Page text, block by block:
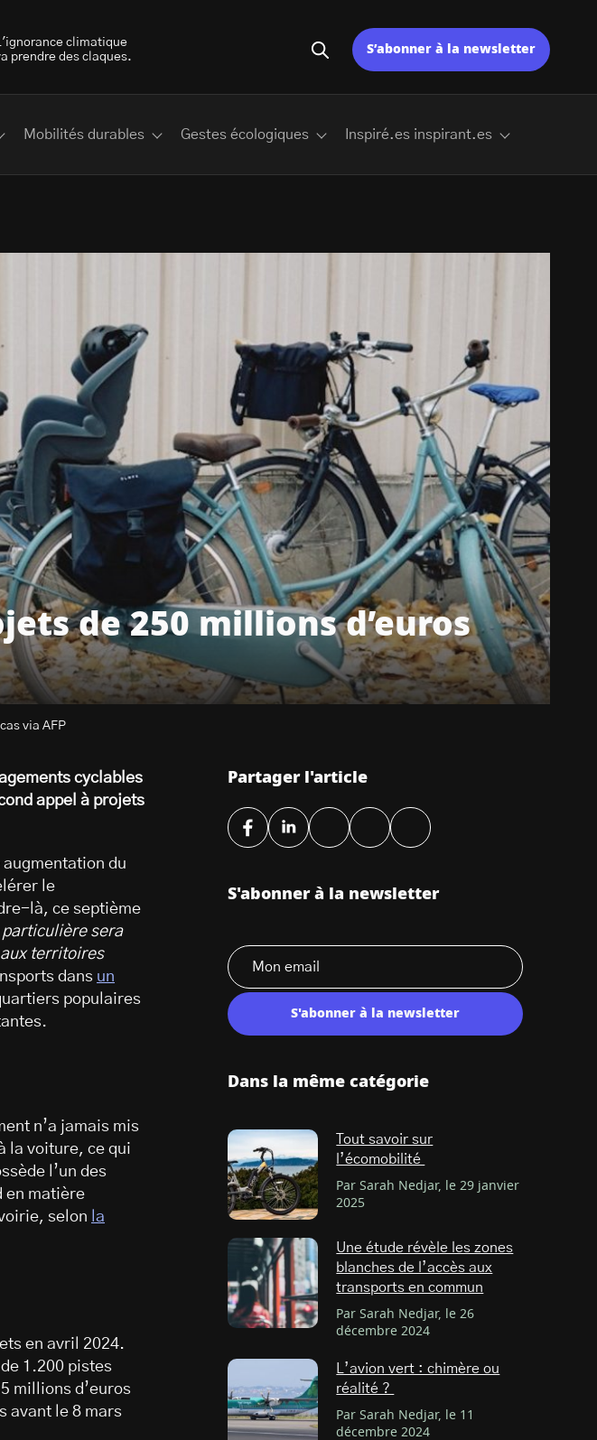
de 250 millions d’euros
via AFP
cyclables
appel à projets
du
le
là, ce septième
sera
territoires
dans un
populaires
n’a jamais mis
la voiture, ce qui
l’un des
en matière
selon la
en avril 2024.
1.200 pistes
millions d’euros
avant le 8 mars
Partager l'article
S'abonner à la newsletter
S'abonner à la newsletter
Dans la même catégorie
Tout savoir sur
l’écomobilité
Par Sarah Nedjar, le 29 janvier
2025
Une étude révèle les zones
blanches de l’accès aux
transports en commun
Par Sarah Nedjar, le 26
décembre 2024
L’avion vert : chimère ou
réalité ?
Par Sarah Nedjar, le 11
décembre 2024
climatique
prendre des claques.
S’abonner à la newsletter
Mobilités durables Gestes écologiques Inspiré.es inspirant.es
face influenceur.se